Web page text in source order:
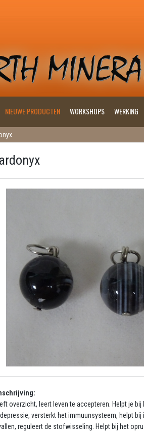
NIEUWE PRODUCTEN WORKSHOPS WERKING
overzicht, leert leven te accepteren. Helpt je
versterkt het immuunsysteem, helpt
reguleert de stofwisseling. Helpt bij het